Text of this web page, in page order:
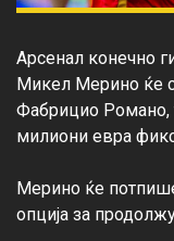
Арсенал конечно
Микел Мерино ќе
Фабрицио Романо,
милиони евра
Мерино ќе
опција за